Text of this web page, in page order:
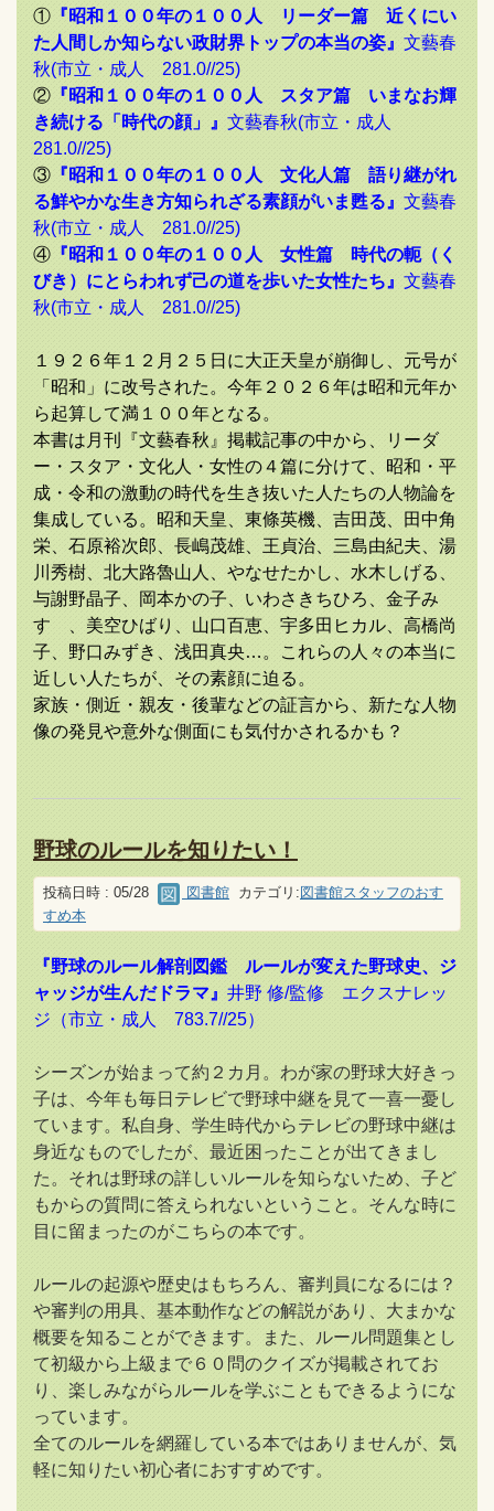
① 『昭和１００年の１００人 リーダー篇 近くにい
た人間しか知らない政財界トップの本当の姿』 文藝春
秋(市立・成人 281.0//25)
② 『昭和１００年の１００人 スタア篇 いまなお輝
き続ける「時代の顔」』 文藝春秋(市立・成人
281.0//25)
③ 『昭和１００年の１００人 文化人篇 語り継がれ
る鮮やかな生き方知られざる素顔がいま甦る』 文藝春
秋(市立・成人 281.0//25)
④ 『昭和１００年の１００人 女性篇 時代の軛（く
びき）にとらわれず己の道を歩いた女性たち』 文藝春
秋(市立・成人 281.0//25)
１９２６年１２月２５日に大正天皇が崩御し、元号が
「昭和」に改号された。今年２０２６年は昭和元年か
ら起算して満１００年となる。
本書は月刊『文藝春秋』掲載記事の中から、リーダ
ー・スタア・文化人・女性の４篇に分けて、昭和・平
成・令和の激動の時代を生き抜いた人たちの人物論を
集成している。昭和天皇、東條英機、吉田茂、田中角
栄、石原裕次郎、長嶋茂雄、王貞治、三島由紀夫、湯
川秀樹、北大路魯山人、やなせたかし、水木しげる、
与謝野晶子、岡本かの子、いわさきちひろ、金子み
すゞ、美空ひばり、山口百恵、宇多田ヒカル、高橋尚
子、野口みずき、浅田真央…。これらの人々の本当に
近しい人たちが、その素顔に迫る。
家族・側近・親友・後輩などの証言から、新たな人物
像の発見や意外な側面にも気付かされるかも？
野球のルールを知りたい！
投稿日時 : 05/28 図書館 カテゴリ: 図書館スタッフのおす
すめ本
『野球のルール解剖図鑑 ルールが変えた野球史、ジ
ャッジが生んだドラマ』 井野 修/監修 エクスナレッ
ジ（市立・成人 783.7//25）
シーズンが始まって約２カ月。わが家の野球大好きっ
子は、今年も毎日テレビで野球中継を見て一喜一憂し
ています。私自身、学生時代からテレビの野球中継は
身近なものでしたが、最近困ったことが出てきまし
た。それは野球の詳しいルールを知らないため、子ど
もからの質問に答えられないということ。そんな時に
目に留まったのがこちらの本です。
ルールの起源や歴史はもちろん、審判員になるには？
や審判の用具、基本動作などの解説があり、大まかな
概要を知ることができます。また、ルール問題集とし
て初級から上級まで６０問のクイズが掲載されてお
り、楽しみながらルールを学ぶこともできるようにな
っています。
全てのルールを網羅している本ではありませんが、気
軽に知りたい初心者におすすめです。